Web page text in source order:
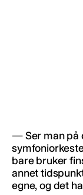
— Ser man på
bare bruker
annet
egne, og det